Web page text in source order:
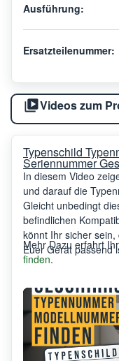
Ausführung:
Ersatzteilenummer:
Videos zum
Typenschild
Seriennummer
In diesem Video
und darauf die
Gleicht unbedingt
befindlichen
könnt Ihr sicher
Euer Gerät passend
Mehr Dazu erfahrt
finden.